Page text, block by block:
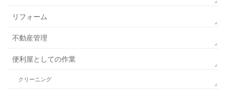
リフォーム
不動産管理
便利屋としての作業
クリーニング